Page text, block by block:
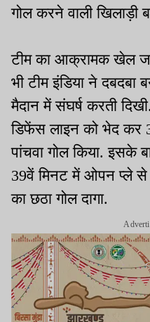
गोल करने वाली खिलाड़ी
टीम का आक्रामक खेल
भी टीम इंडिया ने दबदबा
मैदान में संघर्ष करती
डिफेंस लाइन को भेद कर
पांचवा गोल किया. इसके
39वें मिनट में ओपन प्ले से
का छठा गोल दागा.